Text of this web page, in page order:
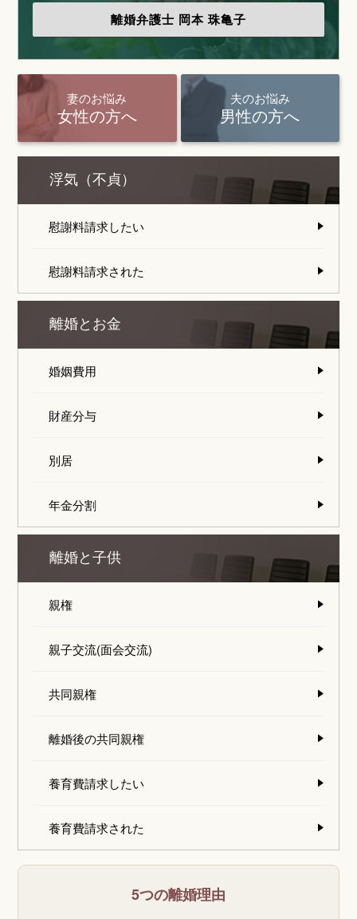
離婚弁護士 岡本 珠亀子
妻のお悩み
女性の方へ
夫のお悩み
男性の方へ
浮気（不貞）
慰謝料請求したい
慰謝料請求された
離婚とお金
婚姻費用
財産分与
別居
年金分割
離婚と子供
親権
親子交流(面会交流)
共同親権
離婚後の共同親権
養育費請求したい
養育費請求された
5つの離婚理由